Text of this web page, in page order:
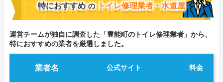
特におすすめ の トイレ修理業者・水道屋
運営チームが独自に調査した「豊能町のトイレ修理業者」から、
特におすすめの業者を厳選しました。
業者名 公式サイト 料金